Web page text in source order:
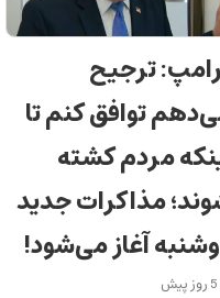
ترجیح
توافق کنم تا
مردم کشته
مذاکرات جدید
آغاز می‌شود!
5 روز پیش